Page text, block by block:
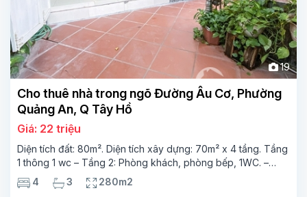
19
Cho thuê nhà trong ngõ Đường Âu Cơ, Phường
Quảng An, Q Tây Hồ
Giá: 22 triệu
Diện tích đất: 80m². Diện tích xây dựng: 70m² x 4 tầng. Tầng
1 thông 1 wc – Tầng 2: Phòng khách, phòng bếp, 1WC. –
Tầng 3: 2 phòng ngủ, 2 phòng tắm. – Tầng 4: 2 phòng ngủ, 1
phòng tắm. Vị trí thuận
4 3 280m2